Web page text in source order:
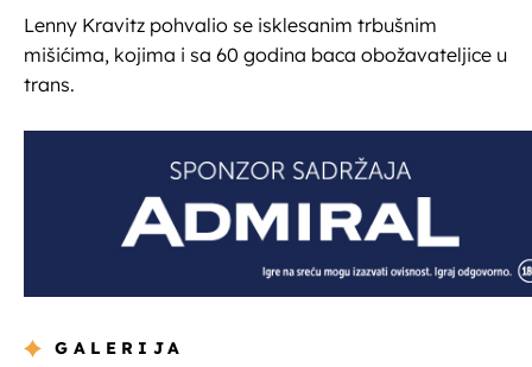
Lenny Kravitz pohvalio se isklesanim trbušnim
mišićima, kojima i sa 60 godina baca obožavateljice u
trans.
GALERIJA